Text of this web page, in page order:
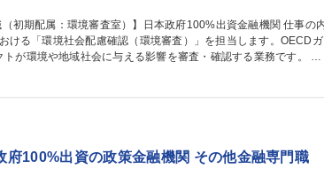
ける「環境社会配慮確認（環境審査）」を担当します。OECDガ
が環境や地域社会に与える影響を審査・確認する業務です。 以
環境社会配慮確認（審査、モニタリング） ・現地実査（年2～3回
金融機関
府100%出資の政策金融機関 その他金融専門職